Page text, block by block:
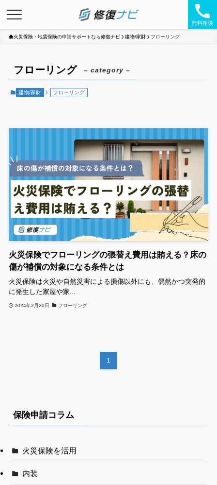
無料相談
火災保険・地震保険の申請サポートなら修復ナビ 建物/家財 フローリング
フローリング – category –
建物/家財 フローリング
火災保険でフローリングの張替え費用は賄える？床の
傷が補償の対象になる条件とは
火災保険は火災や自然災害による損傷以外にも、偶然かつ突発的
に発生した家屋や家...
2024年2月20日 フローリング
1
保険申請コラム
火災保険を活用
内装